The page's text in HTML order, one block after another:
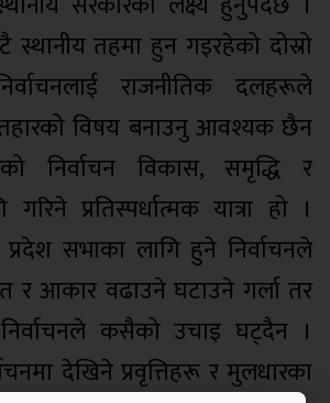
तहमा हुन गइरहेको दोस्रो
राजनीतिक दलहरूले
विषय बनाउनु आवश्यक छैन
निर्वाचन विकास, समृद्धि र
प्रतिस्पर्धात्मक यात्रा हो ।
सभाका लागि हुने निर्वाचनले
आकार वढाउने घटाउने गर्ला तर
कसैको उचाइ घट्दैन ।
देखिने प्रवृत्तिहरू र मुलधारका